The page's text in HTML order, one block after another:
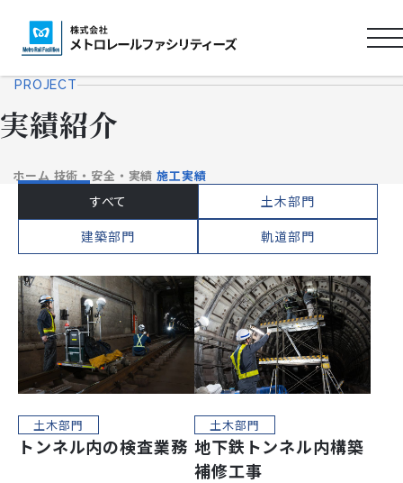
PROJECT
実績紹介
ホーム 技術・安全・実績 施工実績
すべて
土木部門
建築部門
軌道部門
土木部門
トンネル内の検査業務
土木部門
地下鉄トンネル内構築
補修工事